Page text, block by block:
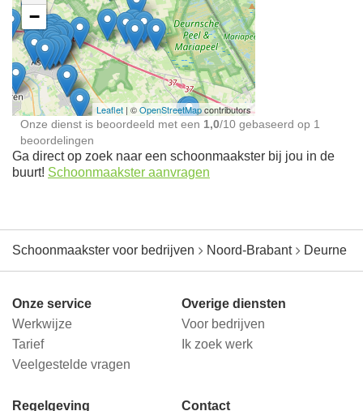
Ontdek meer ervaringen
Schoonmaakster bij
jou in de buurt
−
Leaflet | ©OpenStreetMapcontributors
Onze dienst is beoordeeld met een 1,0/10 gebaseerd op 1
beoordelingen
Ga direct op zoek naar een schoonmaakster bij jou in de
buurt! Schoonmaakster aanvragen
Schoonmaakster voor bedrijven Noord-Brabant Deurne
Onze service
Werkwijze
Tarief
Veelgestelde vragen
Overige diensten
Voor bedrijven
Ik zoek werk
Regelgeving Contact